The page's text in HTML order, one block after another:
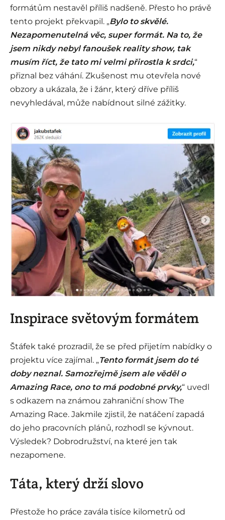
formátům nestavěl příliš nadšeně. Přesto ho právě
tento projekt překvapil. „Bylo to skvělé.
Nezapomenutelná věc, super formát. Na to, že
jsem nikdy nebyl fanoušek reality show, tak
musím říct, že tato mi velmi přirostla k srdci,“
přiznal bez váhání. Zkušenost mu otevřela nové
obzory a ukázala, že i žánr, který dříve příliš
nevyhledával, může nabídnout silné zážitky.
i
Inspirace světovým formátem
Štáfek také prozradil, že se před přijetím nabídky o
projektu více zajímal. „Tento formát jsem do té
doby neznal. Samozřejmě jsem ale věděl o
Amazing Race, ono to má podobné prvky,“ uvedl
s odkazem na známou zahraniční show The
Amazing Race. Jakmile zjistil, že natáčení zapadá
do jeho pracovních plánů, rozhodl se kývnout.
Výsledek? Dobrodružství, na které jen tak
nezapomene.
Táta, který drží slovo
Přestože ho práce zavála tisíce kilometrů od